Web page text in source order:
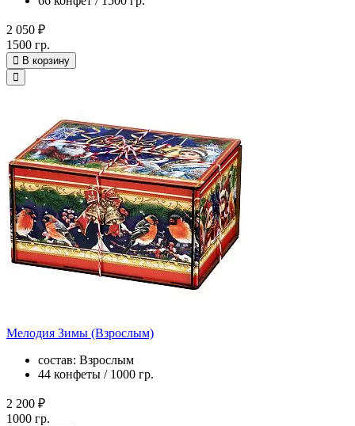
2 050 ₽
1500 гр.
В корзину
Мелодия Зимы (Взрослым)
состав: Взрослым
44 конфеты / 1000 гр.
2 200 ₽
1000 гр.